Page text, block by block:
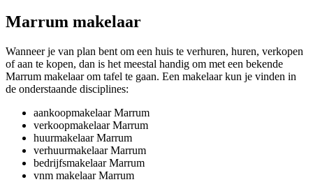
Marrum makelaar
Wanneer je van plan bent om een huis te verhuren, huren, verkopen
of aan te kopen, dan is het meestal handig om met een bekende
Marrum makelaar om tafel te gaan. Een makelaar kun je vinden in
de onderstaande disciplines:
aankoopmakelaar Marrum
verkoopmakelaar Marrum
huurmakelaar Marrum
verhuurmakelaar Marrum
bedrijfsmakelaar Marrum
vnm makelaar Marrum